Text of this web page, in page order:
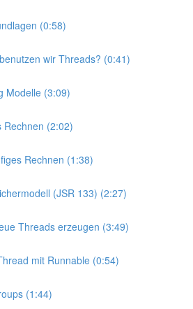
(0:58)
wir Threads? (0:41)
Modelle (3:09)
Rechnen (2:02)
Rechnen (1:38)
(JSR 133) (2:27)
Threads erzeugen (3:49)
mit Runnable (0:54)
(1:44)